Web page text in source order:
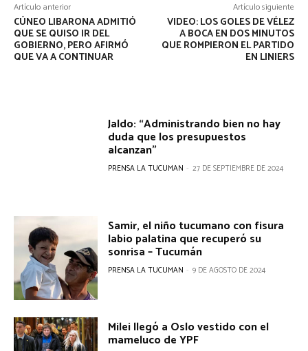
Artículo anterior
CÚNEO LIBARONA ADMITIÓ
QUE SE QUISO IR DEL
GOBIERNO, PERO AFIRMÓ
QUE VA A CONTINUAR
Artículo siguiente
VIDEO: LOS GOLES DE VÉLEZ
A BOCA EN DOS MINUTOS
QUE ROMPIERON EL PARTIDO
EN LINIERS
Jaldo: “Administrando bien no hay
duda que los presupuestos
alcanzan”
PRENSA LA TUCUMAN - 27 DE SEPTIEMBRE DE 2024
Samir, el niño tucumano con fisura
labio palatina que recuperó su
sonrisa – Tucumán
PRENSA LA TUCUMAN - 9 DE AGOSTO DE 2024
Milei llegó a Oslo vestido con el
mameluco de YPF